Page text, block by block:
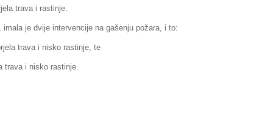
trava i rastinje.
je dvije intervencije na gašenju požara, i to:
trava i nisko rastinje, te
trava i nisko rastinje.